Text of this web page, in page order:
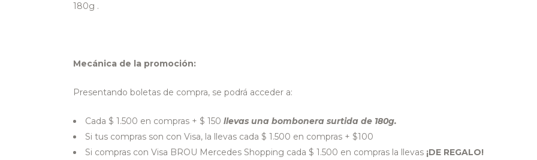
180g .
Mecánica de la promoción:
Presentando boletas de compra, se podrá acceder a:
Cada $ 1.500 en compras + $ 150 llevas una bombonera surtida de 180g.
Si tus compras son con Visa, la llevas cada $ 1.500 en compras + $100
Si compras con Visa BROU Mercedes Shopping cada $ 1.500 en compras la llevas ¡DE REGALO!